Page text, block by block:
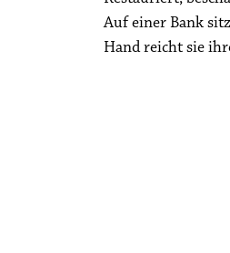
Auf einer Bank
Hand reicht sie